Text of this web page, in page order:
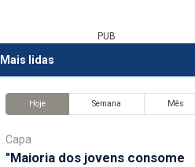
PUB
Mais lidas
Hoje Semana Mês
Capa
"Maioria dos jovens consome